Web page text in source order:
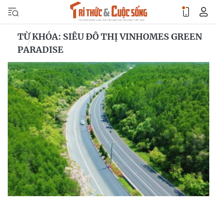
TỪ KHÓA: SIÊU ĐÔ THỊ VINHOMES GREEN
PARADISE